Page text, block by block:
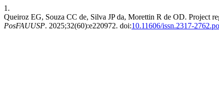
1.
Queiroz EG, Souza CC de, Silva JP da, Morettin R de OD. Project
PosFAUUSP. 2025;32(60):e220972. doi:10.11606/issn.2317-